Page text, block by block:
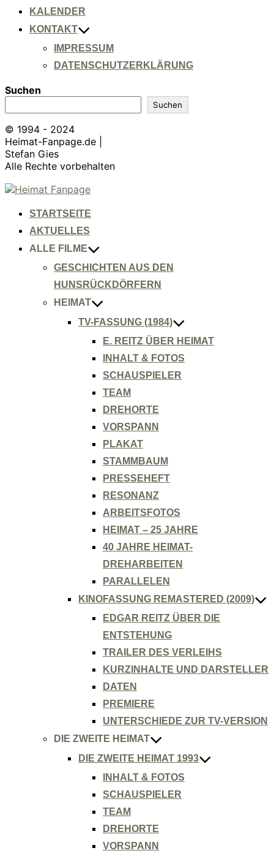
KALENDER
KONTAKT
IMPRESSUM
DATENSCHUTZERKLÄRUNG
Suchen
Suchen
© 1994 - 2024
Heimat-Fanpage.de |
Stefan Gies
Alle Rechte vorbehalten
Zum
springenSTARTSEITE
AKTUELLES
ALLE FILME
GESCHICHTEN AUS DEN
HUNSRÜCKDÖRFERN
HEIMAT
TV-FASSUNG (1984)
E. REITZ ÜBER HEIMAT
INHALT & FOTOS
SCHAUSPIELER
TEAM
DREHORTE
VORSPANN
PLAKAT
STAMMBAUM
PRESSEHEFT
RESONANZ
ARBEITSFOTOS
HEIMAT – 25 JAHRE
40 JAHRE HEIMAT-
DREHARBEITEN
PARALLELEN
KINOFASSUNG REMASTERED (2009)
EDGAR REITZ ÜBER DIE
ENTSTEHUNG
TRAILER DES VERLEIHS
KURZINHALTE UND DARSTELLER
DATEN
PREMIERE
UNTERSCHIEDE ZUR TV-VERSION
DIE ZWEITE HEIMAT
DIE ZWEITE HEIMAT 1993
INHALT & FOTOS
SCHAUSPIELER
TEAM
DREHORTE
VORSPANN